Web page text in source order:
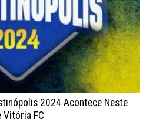
2024 Acontece Neste
Vitória FC